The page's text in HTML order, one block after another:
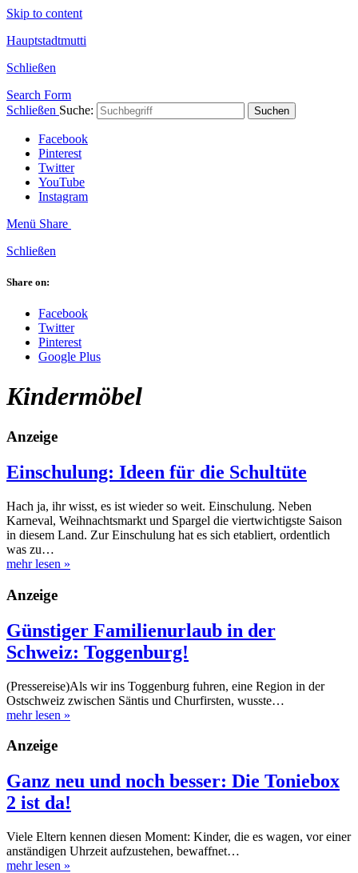
Skip to content
Hauptstadtmutti
Schließen
Search Form
Schließen Suche: Suchen
Facebook
Pinterest
Twitter
YouTube
Instagram
Menü Share
Schließen
Share on:
Facebook
Twitter
Pinterest
Google Plus
Kindermöbel
Anzeige
Einschulung: Ideen für die Schultüte
Hach ja, ihr wisst, es ist wieder so weit. Einschulung. Neben
Karneval, Weihnachtsmarkt und Spargel die viertwichtigste Saison
in diesem Land. Zur Einschulung hat es sich etabliert, ordentlich
was zu…
mehr lesen »
Anzeige
Günstiger Familienurlaub in der
Schweiz: Toggenburg!
(Pressereise)Als wir ins Toggenburg fuhren, eine Region in der
Ostschweiz zwischen Säntis und Churfirsten, wusste…
mehr lesen »
Anzeige
Ganz neu und noch besser: Die Toniebox
2 ist da!
Viele Eltern kennen diesen Moment: Kinder, die es wagen, vor einer
anständigen Uhrzeit aufzustehen, bewaffnet…
mehr lesen »